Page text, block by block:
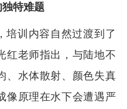
特难题
培训内容自然过渡到了
红老师指出，与陆地不
、水体散射、颜色失真
像原理在水下会遭遇严